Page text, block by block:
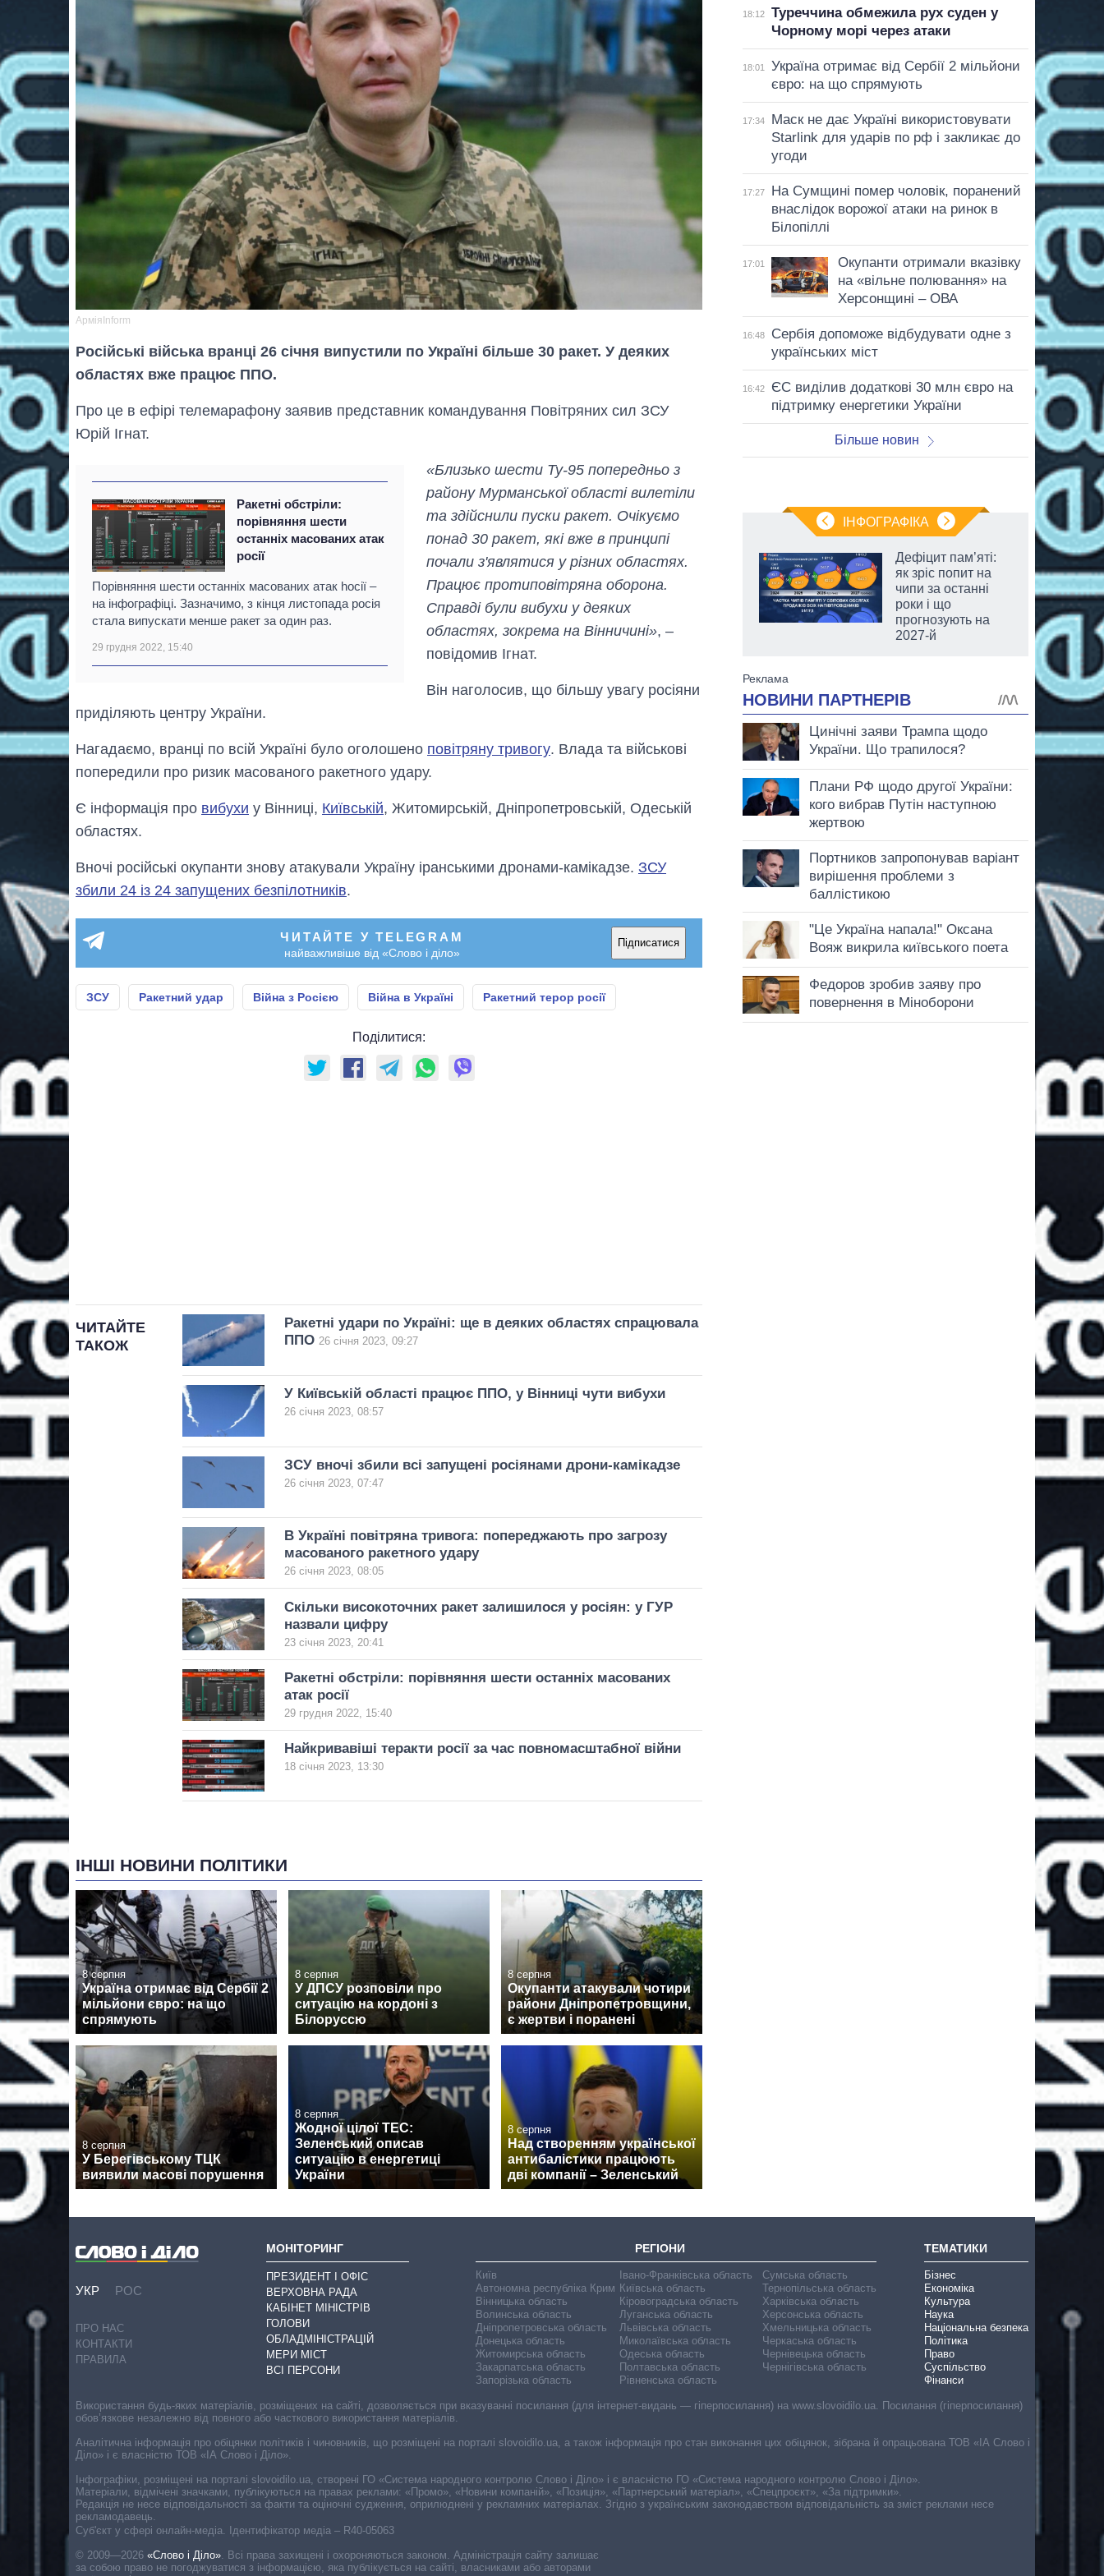
АрміяInform
Російські війська вранці 26 січня випустили по Україні більше 30 ракет. У деяких
областях вже працює ППО.
Про це в ефірі телемарафону заявив представник командування Повітряних сил ЗСУ
Юрій Ігнат.
Ракетні обстріли:
порівняння шести
останніх масованих атак
росії
Порівняння шести останніх масованих атак hосії –
на інфографіці. Зазначимо, з кінця листопада росія
стала випускати менше ракет за один раз.
29 грудня 2022, 15:40
«Близько шести Ту-95 попередньо з
району Мурманської області вилетіли
та здійснили пуски ракет. Очікуємо
понад 30 ракет, які вже в принципі
почали з'являтися у різних областях.
Працює протиповітряна оборона.
Справді були вибухи у деяких
областях, зокрема на Вінничині», –
повідомив Ігнат.
Він наголосив, що більшу увагу росіяни
приділяють центру України.
Нагадаємо, вранці по всій Україні було оголошено повітряну тривогу. Влада та військові
попередили про ризик масованого ракетного удару.
Є інформація про вибухи у Вінниці, Київській, Житомирській, Дніпропетровській, Одеській
областях.
Вночі російські окупанти знову атакували Україну іранськими дронами-камікадзе. ЗСУ
збили 24 із 24 запущених безпілотників.
ЧИТАЙТЕ У TELEGRAM
найважливіше від «Слово і діло»
Підписатися
ЗСУ Ракетний удар Війна з Росією Війна в Україні Ракетний терор росії
Поділитися:
ЧИТАЙТЕ
ТАКОЖ
Ракетні удари по Україні: ще в деяких областях спрацювала
ППО 26 січня 2023, 09:27
У Київській області працює ППО, у Вінниці чути вибухи
26 січня 2023, 08:57
ЗСУ вночі збили всі запущені росіянами дрони-камікадзе
26 січня 2023, 07:47
В Україні повітряна тривога: попереджають про загрозу
масованого ракетного удару
26 січня 2023, 08:05
Скільки високоточних ракет залишилося у росіян: у ГУР
назвали цифру
23 січня 2023, 20:41
Ракетні обстріли: порівняння шести останніх масованих
атак росії
29 грудня 2022, 15:40
Найкривавіші теракти росії за час повномасштабної війни
18 січня 2023, 13:30
ІНШІ НОВИНИ ПОЛІТИКИ
8 серпня
Україна отримає від Сербії 2
мільйони євро: на що
спрямують
8 серпня
У ДПСУ розповіли про
ситуацію на кордоні з
Білоруссю
8 серпня
Окупанти атакували чотири
райони Дніпропетровщини,
є жертви і поранені
8 серпня
У Берегівському ТЦК
виявили масові порушення
8 серпня
Жодної цілої ТЕС:
Зеленський описав
ситуацію в енергетиці
України
8 серпня
Над створенням української
антибалістики працюють
дві компанії – Зеленський
18:12
Туреччина обмежила рух суден у
Чорному морі через атаки
18:01
Україна отримає від Сербії 2 мільйони
євро: на що спрямують
17:34
Маск не дає Україні використовувати
Starlink для ударів по рф і закликає до
угоди
17:27
На Сумщині помер чоловік, поранений
внаслідок ворожої атаки на ринок в
Білопіллі
17:01
Окупанти отримали вказівку
на «вільне полювання» на
Херсонщині – ОВА
16:48
Сербія допоможе відбудувати одне з
українських міст
16:42
ЄС виділив додаткові 30 млн євро на
підтримку енергетики України
Більше новин
ІНФОГРАФІКА
Скільки картоплі
Україні до і під час
великої війни
Дефіцит пам’яті:
як зріс попит на
чипи за останні
роки і що
прогнозують на
2027-й
УКР РОС
ПРО НАС
КОНТАКТИ
ПРАВИЛА
МОНІТОРИНГ
ПРЕЗИДЕНТ І ОФІС
ВЕРХОВНА РАДА
КАБІНЕТ МІНІСТРІВ
ГОЛОВИ
ОБЛАДМІНІСТРАЦІЙ
МЕРИ МІСТ
ВСІ ПЕРСОНИ
РЕГІОНИ
Київ
Автономна республіка Крим
Вінницька область
Волинська область
Дніпропетровська область
Донецька область
Житомирська область
Закарпатська область
Запорізька область
Івано-Франківська область
Київська область
Кіровоградська область
Луганська область
Львівська область
Миколаївська область
Одеська область
Полтавська область
Рівненська область
Сумська область
Тернопільська область
Харківська область
Херсонська область
Хмельницька область
Черкаська область
Чернівецька область
Чернігівська область
ТЕМАТИКИ
Бізнес
Економіка
Культура
Наука
Національна безпека
Політика
Право
Суспільство
Фінанси
Cуб'єкт у сфері онлайн-медіа. Ідентифікатор медіа – R40-05063
© 2009—2026 «Слово і Діло»
Всі права захищені і охороняються законом. Адміністрація сайту залишає
за собою право не погоджуватися з інформацією, яка публікується на сайті, власниками або авторами
Використання будь-яких матеріалів, розміщених на сайті, дозволяється при вказуванні посилання (для інтернет-видань — гіперпосилання) на www.slovoidilo.ua. Посилання (гіперпосилання)
обов’язкове незалежно від повного або часткового використання матеріалів.
Аналітична інформація про обіцянки політиків і чиновників, що розміщені на порталі slovoidilo.ua, а також інформація про стан виконання цих обіцянок, зібрана й опрацьована ТОВ «ІА Слово і
Діло» і є власністю ТОВ «ІА Слово і Діло».
Інфографіки, розміщені на порталі slovoidilo.ua, створені ГО «Система народного контролю Слово і Діло» і є власністю ГО «Система народного контролю Слово і Діло».
Матеріали, відмічені значками, публікуються на правах реклами: «Промо», «Новини компаній», «Позиція», «Партнерський матеріал», «Спецпроєкт», «За підтримки».
Редакція не несе відповідальності за факти та оціночні судження, оприлюднені у рекламних матеріалах. Згідно з українським законодавством відповідальність за зміст реклами несе
рекламодавець.